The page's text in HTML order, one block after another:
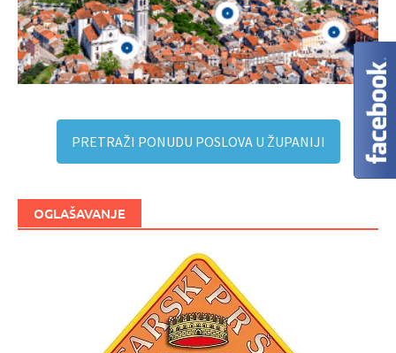
PRETRAŽI PONUDU POSLOVA U ŽUPANIJI
OGLAŠAVANJE